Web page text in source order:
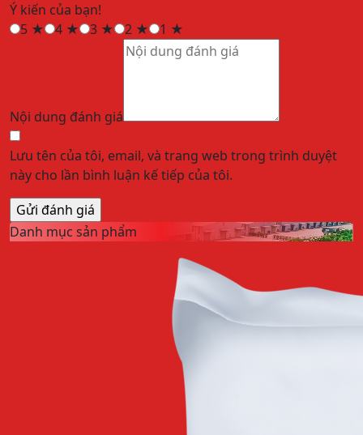
Ý kiến của bạn!
5 ★ 4 ★ 3 ★ 2 ★ 1 ★
Nội dung đánh giá
Lưu tên của tôi, email, và trang web trong trình duyệt
này cho lần bình luận kế tiếp của tôi.
Danh mục sản phẩm